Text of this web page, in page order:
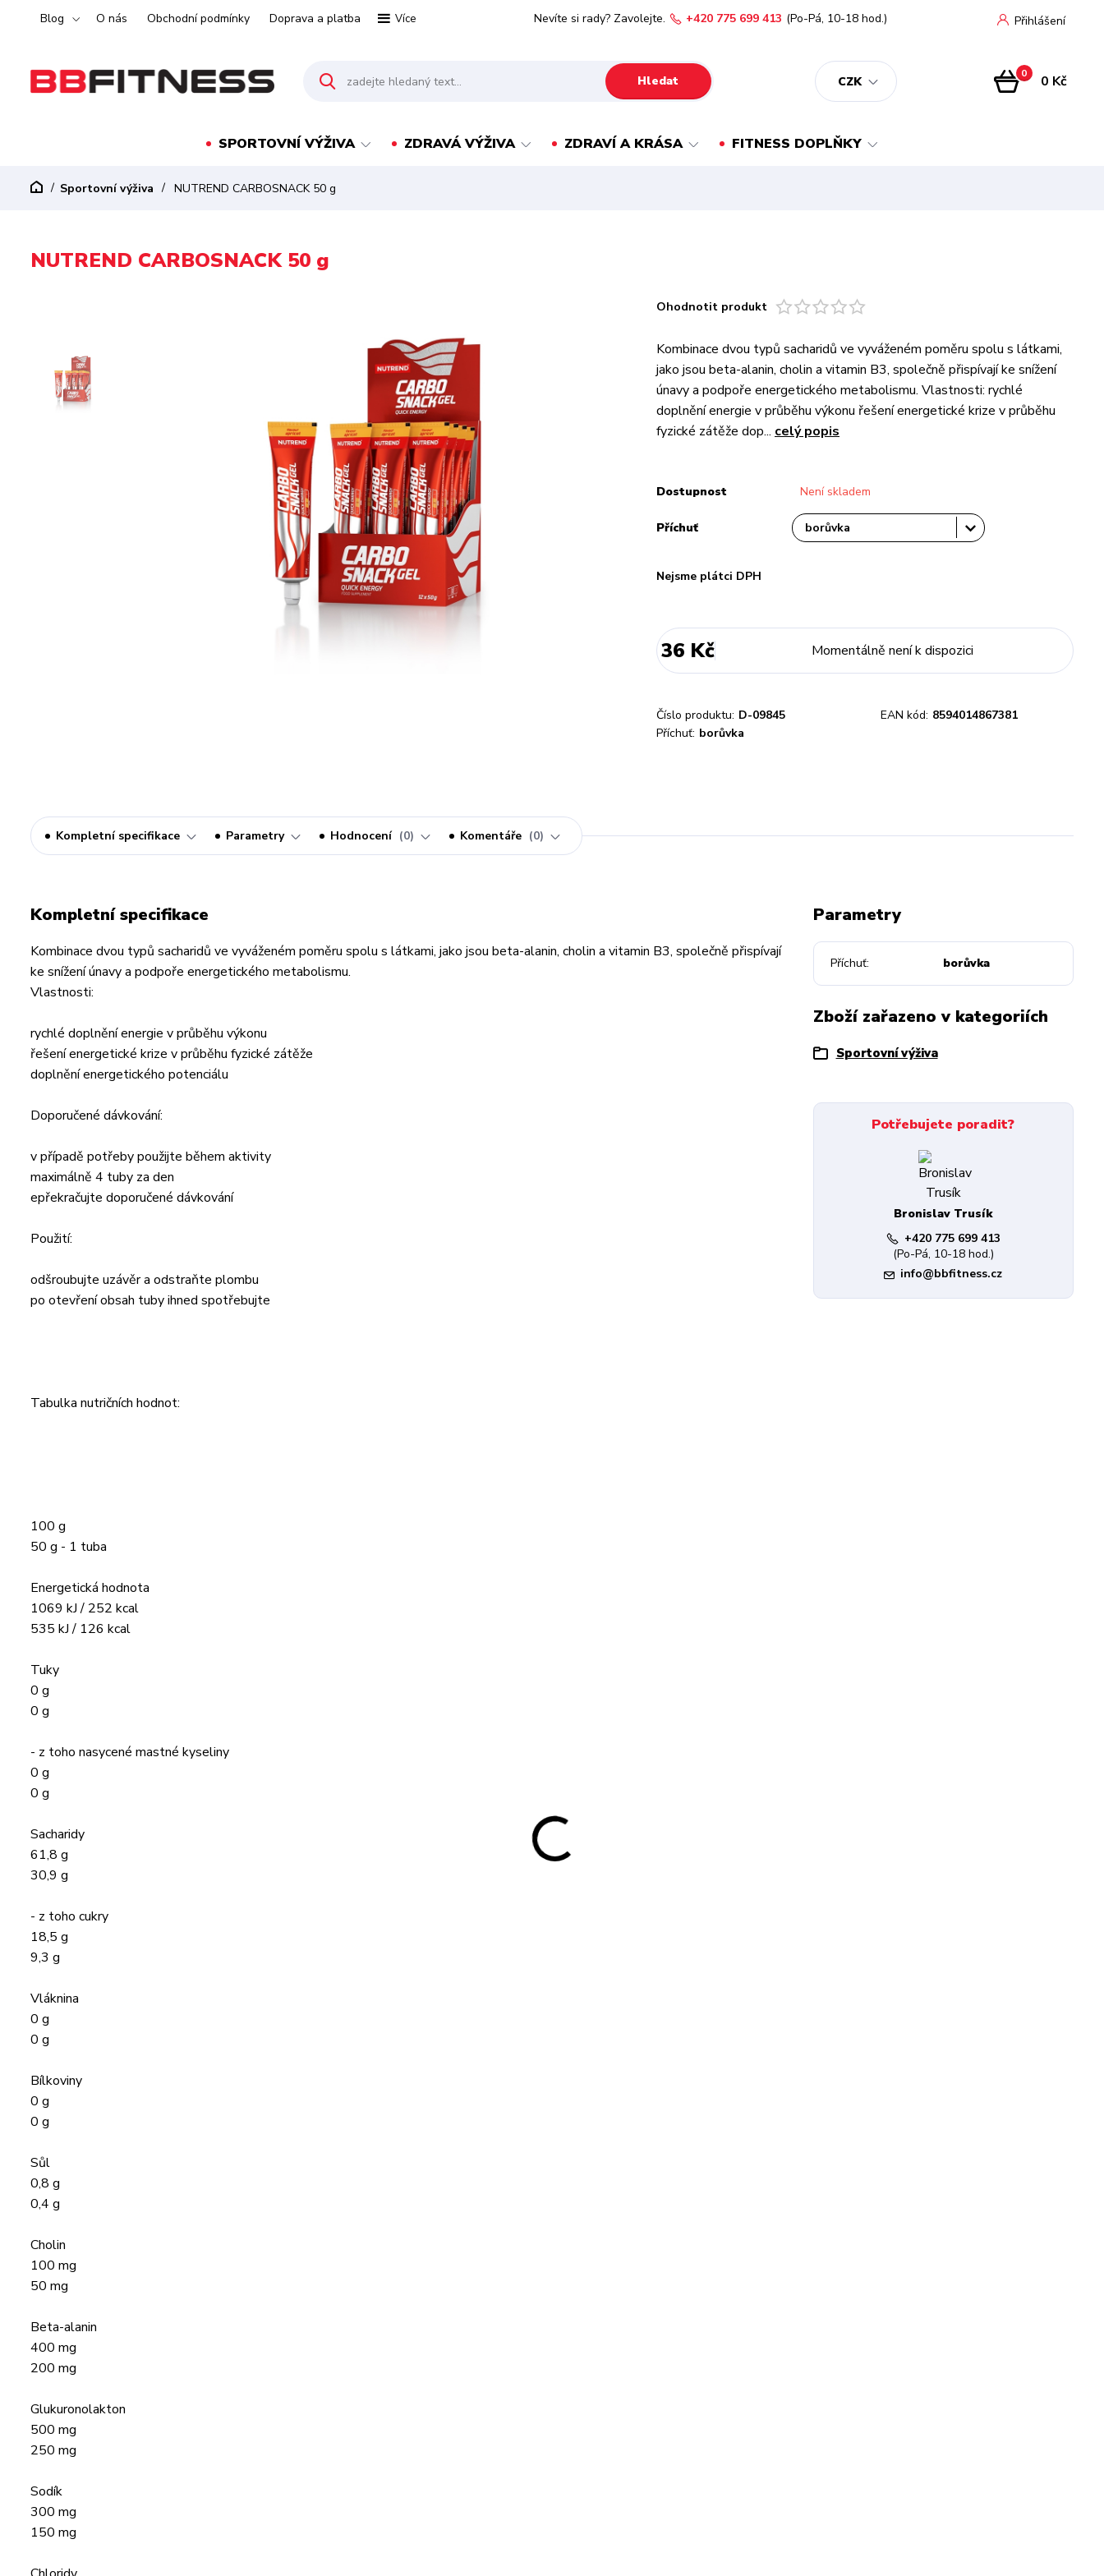
Blog O nás Obchodní podmínky Doprava a platba Více
CZK
Přihlášení
Hledat
Nevíte si rady? Zavolejte. +420 775 699 413 (Po-Pá, 10-18 hod.)
0 0 Kč
SPORTOVNÍ VÝŽIVA ZDRAVÁ VÝŽIVA ZDRAVÍ A KRÁSA FITNESS DOPLŇKY
Sportovní výživa NUTREND CARBOSNACK 50 g
NUTREND CARBOSNACK 50 g
Ohodnotit produkt
Kombinace dvou typů sacharidů ve vyváženém poměru spolu s látkami,
jako jsou beta-alanin, cholin a vitamin B3, společně přispívají ke snížení
únavy a podpoře energetického metabolismu. Vlastnosti: rychlé
doplnění energie v průběhu výkonu řešení energetické krize v průběhu
fyzické zátěže dop... celý popis
Dostupnost Není skladem
Příchuť
Nejsme plátci DPH
36 Kč Momentálně není k dispozici
Číslo produktu: D-09845 EAN kód: 8594014867381
Příchuť: borůvka
Kompletní specifikace Parametry Hodnocení 0 Komentáře 0
Kompletní specifikace
Kombinace dvou typů sacharidů ve vyváženém poměru spolu s látkami, jako jsou beta-alanin, cholin a vitamin B3, společně přispívají
ke snížení únavy a podpoře energetického metabolismu.
Vlastnosti:
rychlé doplnění energie v průběhu výkonu
řešení energetické krize v průběhu fyzické zátěže
doplnění energetického potenciálu
Doporučené dávkování:
v případě potřeby použijte během aktivity
maximálně 4 tuby za den
epřekračujte doporučené dávkování
Použití:
odšroubujte uzávěr a odstraňte plombu
po otevření obsah tuby ihned spotřebujte
Tabulka nutričních hodnot:
100 g
50 g - 1 tuba
Energetická hodnota
1069 kJ / 252 kcal
535 kJ / 126 kcal
Tuky
0 g
0 g
- z toho nasycené mastné kyseliny
0 g
0 g
Sacharidy
61,8 g
30,9 g
- z toho cukry
18,5 g
9,3 g
Vláknina
0 g
0 g
Bílkoviny
0 g
0 g
Sůl
0,8 g
0,4 g
Cholin
100 mg
50 mg
Beta-alanin
400 mg
200 mg
Glukuronolakton
500 mg
250 mg
Sodík
300 mg
150 mg
Parametry
Příchuť borůvka
Zboží zařazeno v kategoriích
Sportovní výživa
Potřebujete poradit?
Bronislav Trusík
+420 775 699 413
(Po-Pá, 10-18 hod.)
info@bbfitness.cz